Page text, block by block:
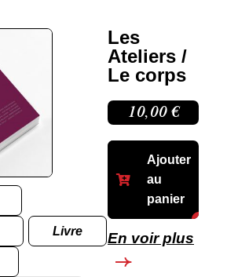
Livre
Les
Ateliers /
Le corps
10,00 €
Ajouter
au
panier
En voir plus